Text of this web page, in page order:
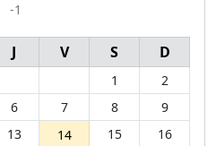
-1
J V S D
1
2
6 7 8
9
13 14 15
16